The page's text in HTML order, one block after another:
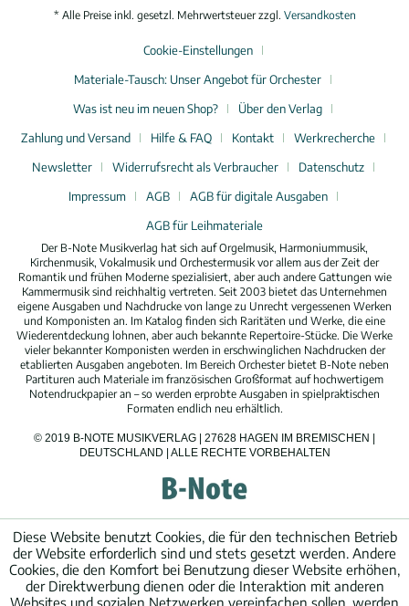
* Alle Preise inkl. gesetzl. Mehrwertsteuer zzgl. Versandkosten
Cookie-Einstellungen
Materiale-Tausch: Unser Angebot für Orchester
Was ist neu im neuen Shop?
Über den Verlag
Zahlung und Versand
Hilfe & FAQ Kontakt
Werkrecherche
Newsletter
Widerrufsrecht als Verbraucher
Datenschutz
Impressum
AGB
AGB für digitale Ausgaben
AGB für Leihmateriale
Der B-Note Musikverlag hat sich auf Orgelmusik, Harmoniummusik,
Kirchenmusik, Vokalmusik und Orchestermusik vor allem aus der Zeit der
Romantik und frühen Moderne spezialisiert, aber auch andere Gattungen wie
Kammermusik sind reichhaltig vertreten. Seit 2003 bietet das Unternehmen
eigene Ausgaben und Nachdrucke von lange zu Unrecht vergessenen Werken
und Komponisten an. Im Katalog finden sich Raritäten und Werke, die eine
Wiederentdeckung lohnen, aber auch bekannte Repertoire-Stücke. Die Werke
vieler bekannter Komponisten werden in erschwinglichen Nachdrucken der
etablierten Ausgaben angeboten. Im Bereich Orchester bietet B-Note neben
Partituren auch Materiale im französischen Großformat auf hochwertigem
Notendruckpapier an – so werden erprobte Ausgaben in spielpraktischen
Formaten endlich neu erhältlich.
© 2019 B-NOTE MUSIKVERLAG | 27628 HAGEN IM BREMISCHEN |
DEUTSCHLAND | ALLE RECHTE VORBEHALTEN
Diese Website benutzt Cookies, die für den technischen Betrieb
der Website erforderlich sind und stets gesetzt werden. Andere
Cookies, die den Komfort bei Benutzung dieser Website erhöhen,
der Direktwerbung dienen oder die Interaktion mit anderen
Websites und sozialen Netzwerken vereinfachen sollen, werden